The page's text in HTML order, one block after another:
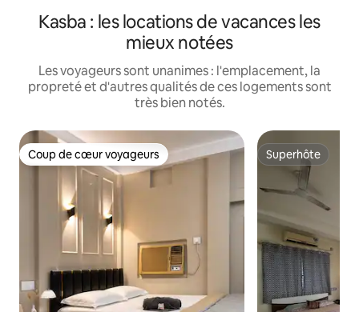
Kasba : les locations de vacances les
mieux notées
Les voyageurs sont unanimes : l'emplacement, la
propreté et d'autres qualités de ces logements sont
très bien notés.
Coup de cœur voyageurs
Coup de cœur voyageurs Superhôte
Superhôte